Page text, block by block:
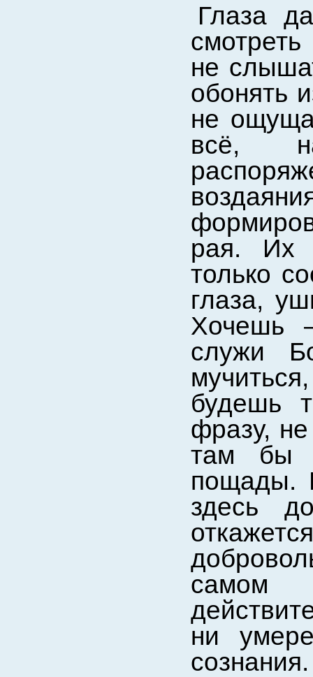
Глаза
не
обонять
не
всё,
рая. Их
только
глаза,
Хочешь
служи
будешь
фразу,
там бы
пощады.
здесь
ни
сознания.